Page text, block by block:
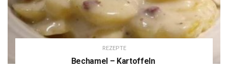
REZEPTE
Bechamel – Kartoffeln